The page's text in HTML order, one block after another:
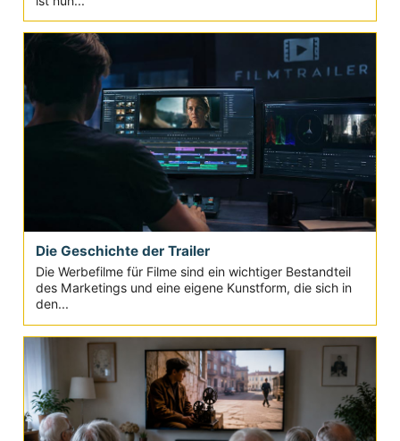
Die Geschichte der Trailer
Die Werbefilme für Filme sind ein wichtiger Bestandteil
des Marketings und eine eigene Kunstform, die sich in
den...